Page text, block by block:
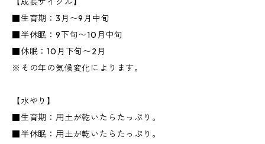
■生育期：3月〜9月中旬
■半休眠：9下旬〜10月中旬
■休眠：10月下旬〜2月
※その年の気候変化によります。
【水やり】
■生育期：用土が乾いたらたっぷり。
■半休眠：用土が乾いたらたっぷり。